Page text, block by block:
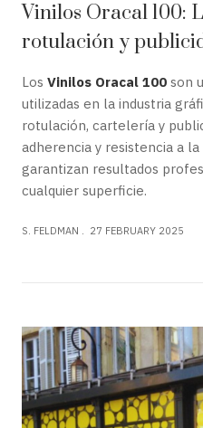
Vinilos Oracal 100:
rotulación y
Los Vinilos Oracal 100 son
utilizadas en la industria
rotulación, cartelería y
adherencia y resistencia a
garantizan resultados
cualquier superficie.
S. FELDMAN 27 FEBRUARY 2025